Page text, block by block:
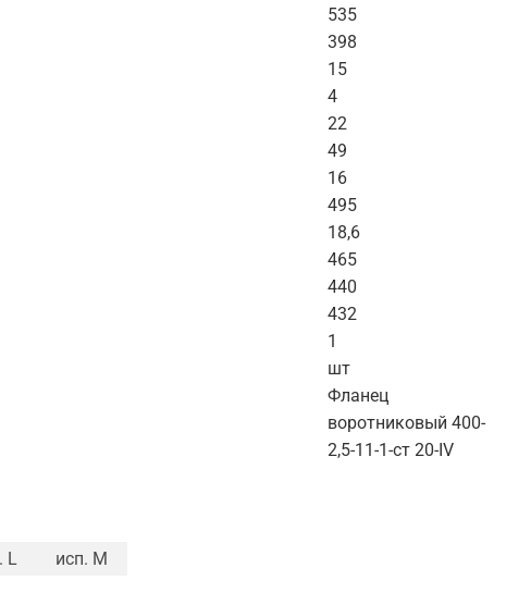
535
398
15
4
22
49
16
495
18,6
465
440
432
1
шт
Фланец
воротниковый 400-
2,5-11-1-ст 20-IV
L исп. M